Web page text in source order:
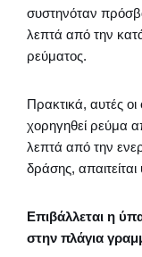
συστηνόταν
λεπτά από την
ρεύματος.
Πρακτικά, αυτές οι
χορηγηθεί ρεύμα
λεπτά από την
δράσης,
Επιβάλλεται η
στην πλάγια